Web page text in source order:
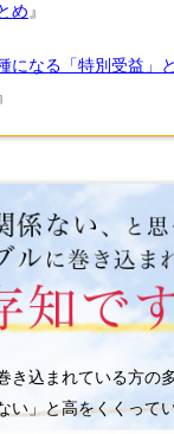
め 』
になる「特別受益」
』
き込まれている方の
い」と高をくくって